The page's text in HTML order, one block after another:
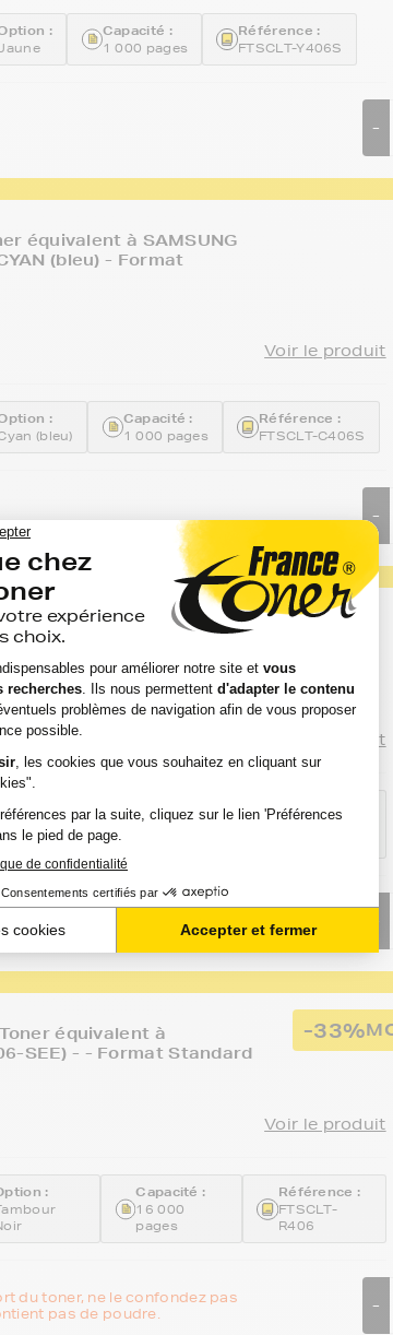
: Capacité :
1 000 pages
Référence :
FTSCLT-Y406S
-
équivalent à SAMSUNG
(bleu) - Format
Voir le produit
:
(bleu)
Capacité :
1 000 pages
Référence :
FTSCLT-C406S
-
équivalent à SAMSUNG
(rouge) - Format
Voir le produit
: Capacité :
1 000
Référence :
FTSCLT-
-33%
équivalent à
SEE) - - Format Standard
Voir le produit
: Capacité :
16 000
pages
Référence :
FTSCLT-
R406
du toner, ne le confondez pas
pas de poudre.
-